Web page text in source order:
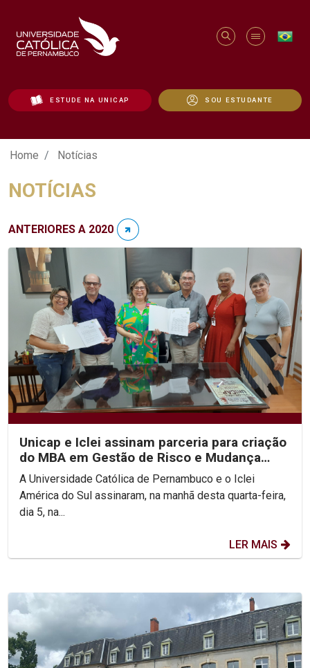
ESTUDE NA UNICAP SOU ESTUDANTE
Notícias - Unicap
Home Notícias
NOTÍCIAS
ANTERIORES A 2020
Unicap e Iclei assinam parceria para criação
do MBA em Gestão de Risco e Mudança
Climática
A Universidade Católica de Pernambuco e o Iclei
América do Sul assinaram, na manhã desta quarta-feira,
dia 5, na...
LER MAIS